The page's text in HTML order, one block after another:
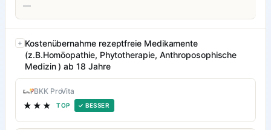
—
Kostenübernahme rezeptfreie Medikamente
(z.B.Homöopathie, Phytotherapie, Anthroposophische
Medizin ) ab 18 Jahre
BKK ProVita
★★★ TOP ✓ BESSER